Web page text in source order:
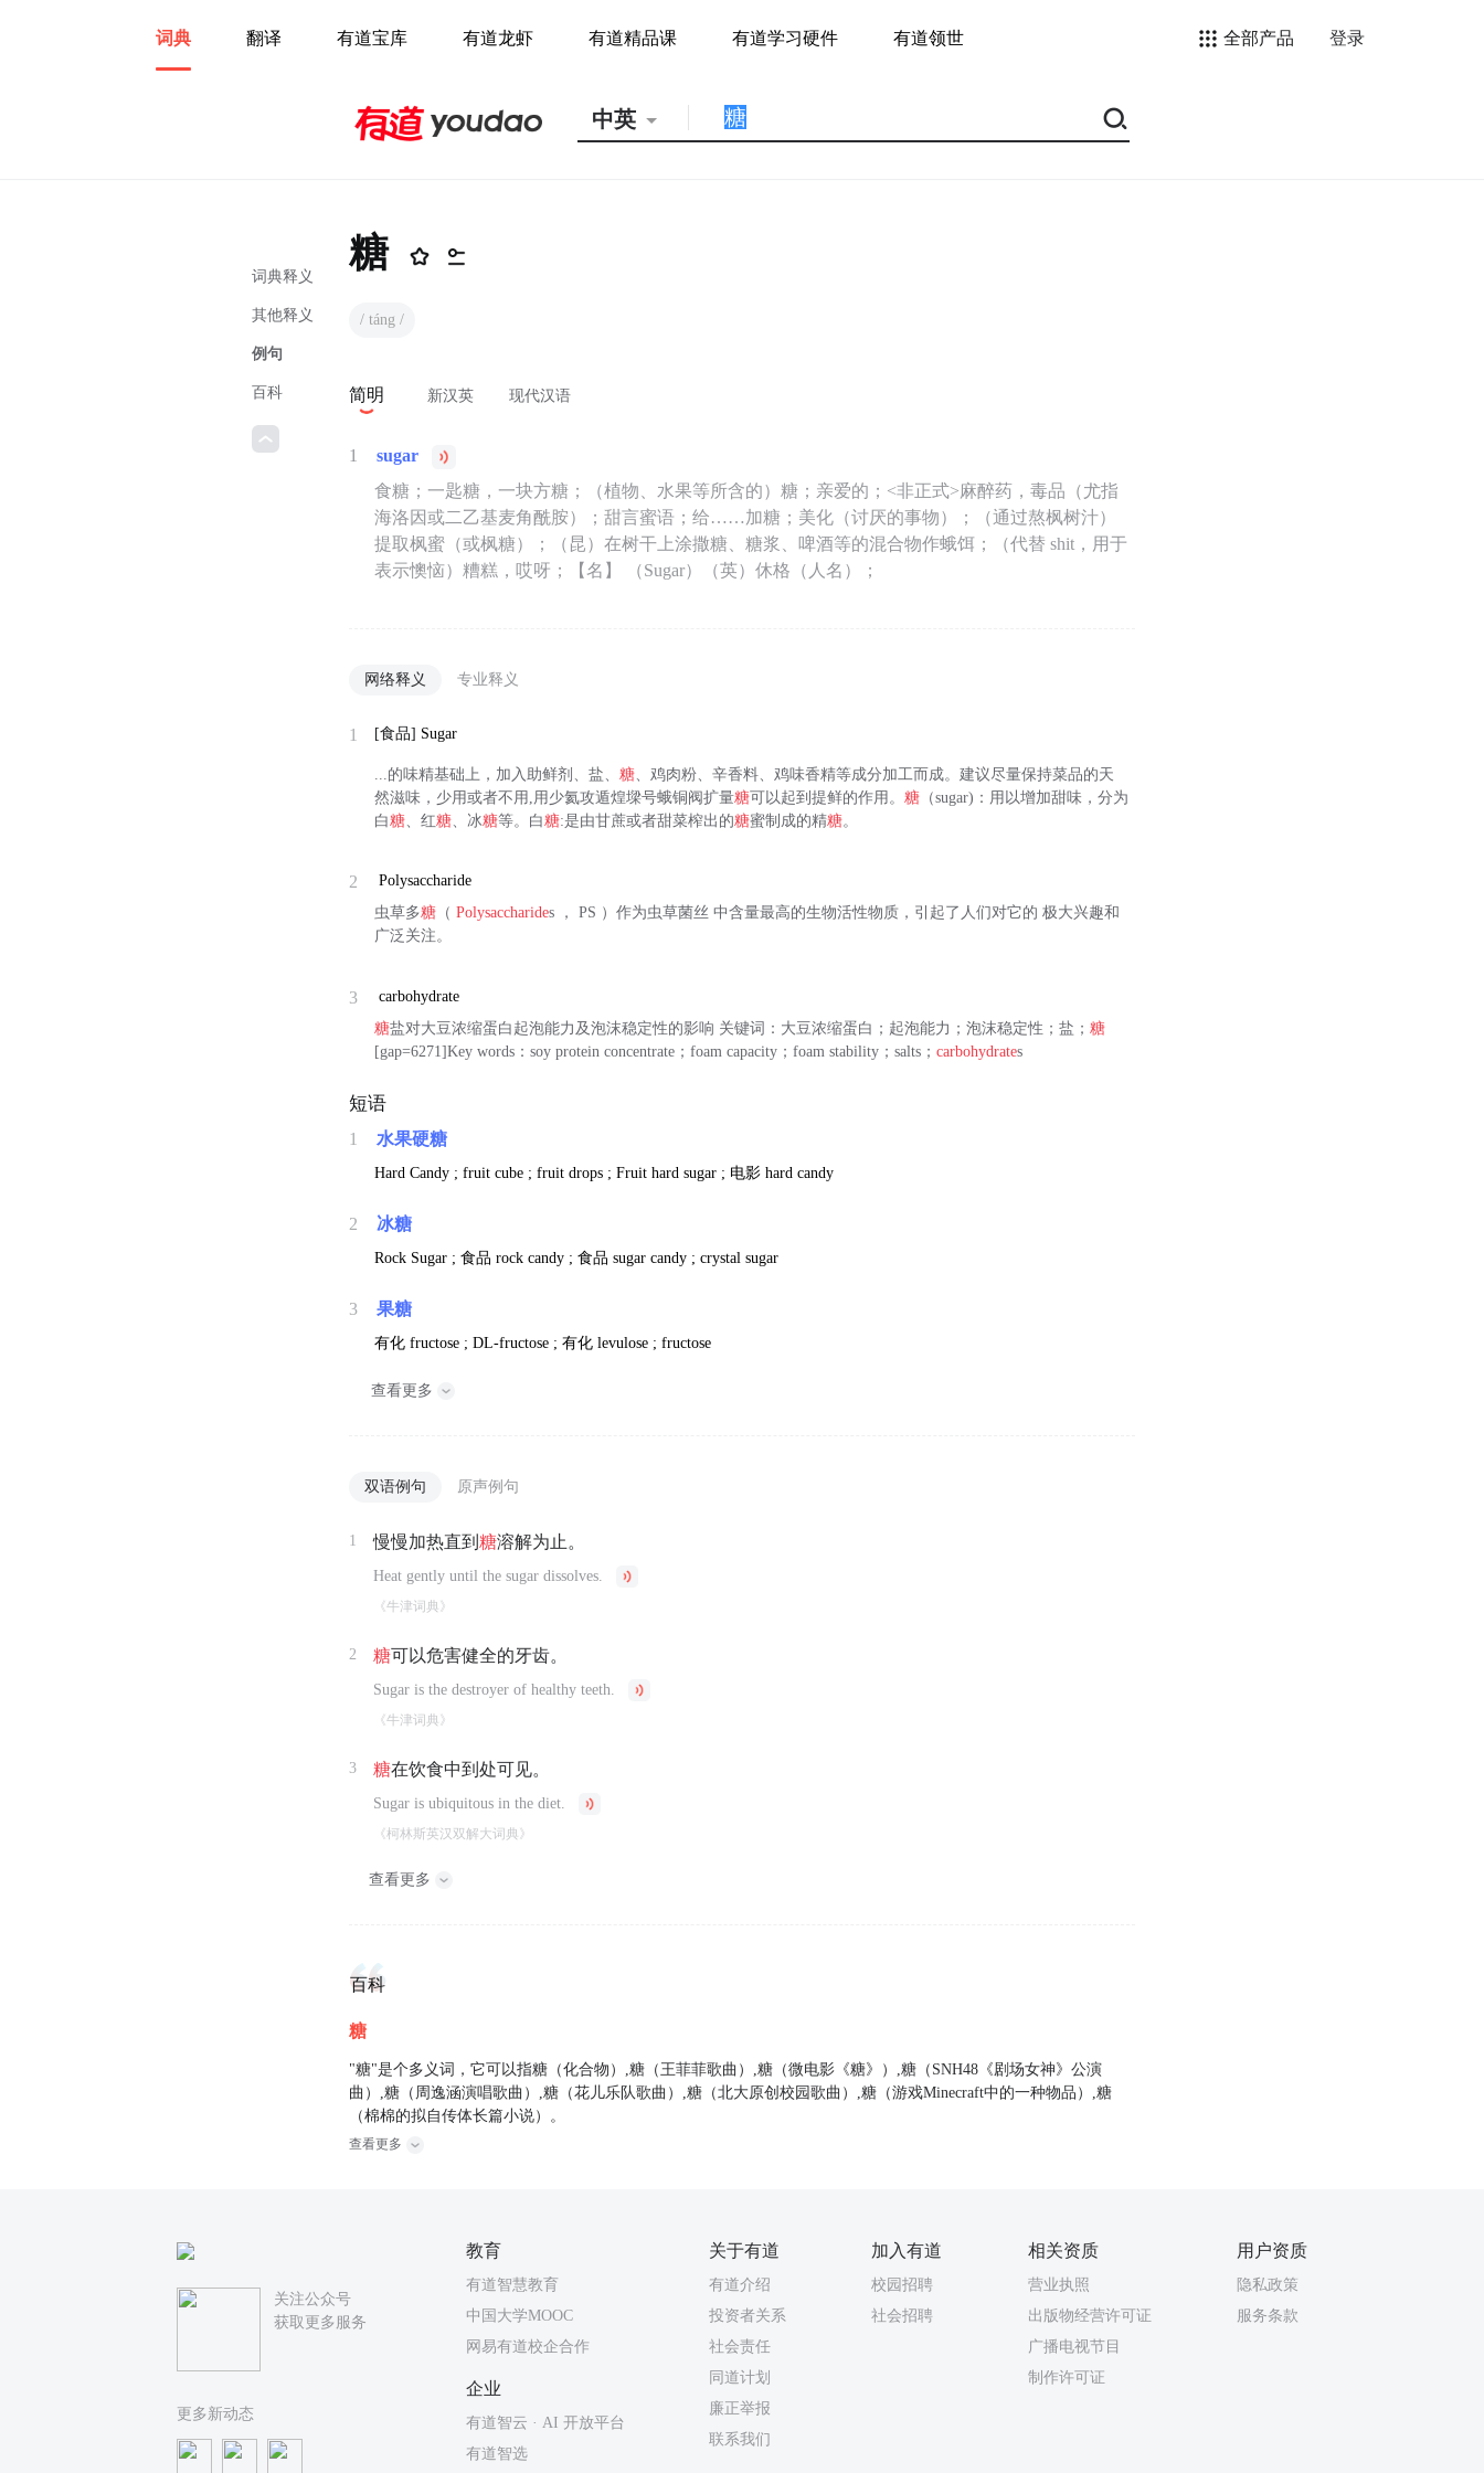
词典 翻译 有道宝库 有道龙虾 有道精品课 有道学习硬件 有道领世 全部产品 登录
中英
词典释义
其他释义
例句
百科
糖
/ táng /
简明 新汉英 现代汉语
1
sugar
食糖；一匙糖，一块方糖；（植物、水果等所含的）糖；亲爱的；<非正式>麻醉药，毒品（尤指
海洛因或二乙基麦角酰胺）；甜言蜜语；给……加糖；美化（讨厌的事物）；（通过熬枫树汁）
提取枫蜜（或枫糖）；（昆）在树干上涂撒糖、糖浆、啤酒等的混合物作蛾饵；（代替 shit，用于
表示懊恼）糟糕，哎呀；【名】 （Sugar）（英）休格（人名）；
网络释义 专业释义
1 [食品] Sugar
...的味精基础上，加入助鲜剂、盐、糖 、鸡肉粉、辛香料、鸡味香精等成分加工而成。建议尽量保持菜品的天
然滋味，少用或者不用,用少氦攻遁煌墚号蛾铜阀扩量糖可以起到提鲜的作用。糖 （sugar)：用以增加甜味，分为
白糖 、红糖 、冰糖等。白糖:是由甘蔗或者甜菜榨出的糖蜜制成的精糖。
2
Polysaccharide
虫草多糖 （Polysaccharides ， PS ）作为虫草菌丝 中含量最高的生物活性物质，引起了人们对它的 极大兴趣和
广泛关注。
3
carbohydrate
糖盐对大豆浓缩蛋白起泡能力及泡沫稳定性的影响 关键词：大豆浓缩蛋白；起泡能力；泡沫稳定性；盐；糖
[gap=6271]Key words：soy protein concentrate；foam capacity；foam stability；salts；carbohydrates
短语
1 水果硬糖
Hard Candy ; fruit cube ; fruit drops ; Fruit hard sugar ; 电影hard candy
2 冰糖
Rock Sugar ;食品rock candy ;食品sugar candy ; crystal sugar
3 果糖
有化fructose ; DL-fructose ;有化levulose ; fructose
查看更多
双语例句 原声例句
1 慢慢加热直到糖溶解为止。
Heat gently until the sugar dissolves.
《牛津词典》
2 糖可以危害健全的牙齿。
Sugar is the destroyer of healthy teeth.
《牛津词典》
3 糖在饮食中到处可见。
Sugar is ubiquitous in the diet.
《柯林斯英汉双解大词典》
查看更多
百科
糖
"糖"是个多义词，它可以指糖（化合物）,糖（王菲菲歌曲）,糖（微电影《糖》）,糖（SNH48《剧场女神》公演
曲）,糖（周逸涵演唱歌曲）,糖（花儿乐队歌曲）,糖（北大原创校园歌曲）,糖（游戏Minecraft中的一种物品）,糖
（棉棉的拟自传体长篇小说）。
查看更多
关注公众号
获取更多服务
更多新动态
教育
有道智慧教育
中国大学MOOC
网易有道校企合作
关于有道
有道介绍
投资者关系
社会责任
同道计划
廉正举报
联系我们
加入有道
校园招聘
社会招聘
相关资质
营业执照
出版物经营许可证
广播电视节目
制作许可证
用户资质
隐私政策
服务条款
企业
有道智云 · AI 开放平台
有道智选